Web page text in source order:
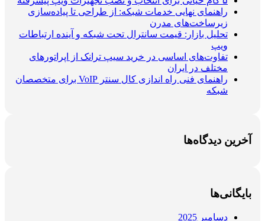
راهنمای نهایی خدمات شبکه: از طراحی تا پیاده‌سازی
زیرساخت‌های مدرن
تحلیل بازار: قیمت سانترال تحت شبکه و آینده ارتباطات
ویپ
تفاوت‌های اساسی در خرید سیپ ترانک از اپراتورهای
مختلف در ایران
راهنمای فنی راه اندازی کال سنتر VoIP برای متخصصان
شبکه
آخرین دیدگاه‌ها
بایگانی‌ها
دسامبر 2025